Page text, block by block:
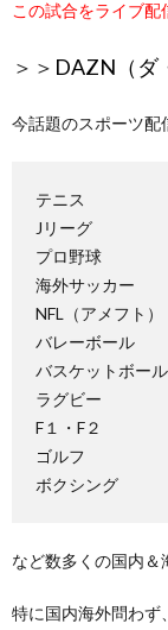
この試合をライブ配
＞＞ DAZN（ダ
今話題のスポーツ配
テニス
Jリーグ
プロ野球
海外サッカー
NFL（アメフト）
バレーボール
バスケットボール
ラグビー
F１・F２
ゴルフ
ボクシング
など数多くの国内＆
特に国内海外問わず、